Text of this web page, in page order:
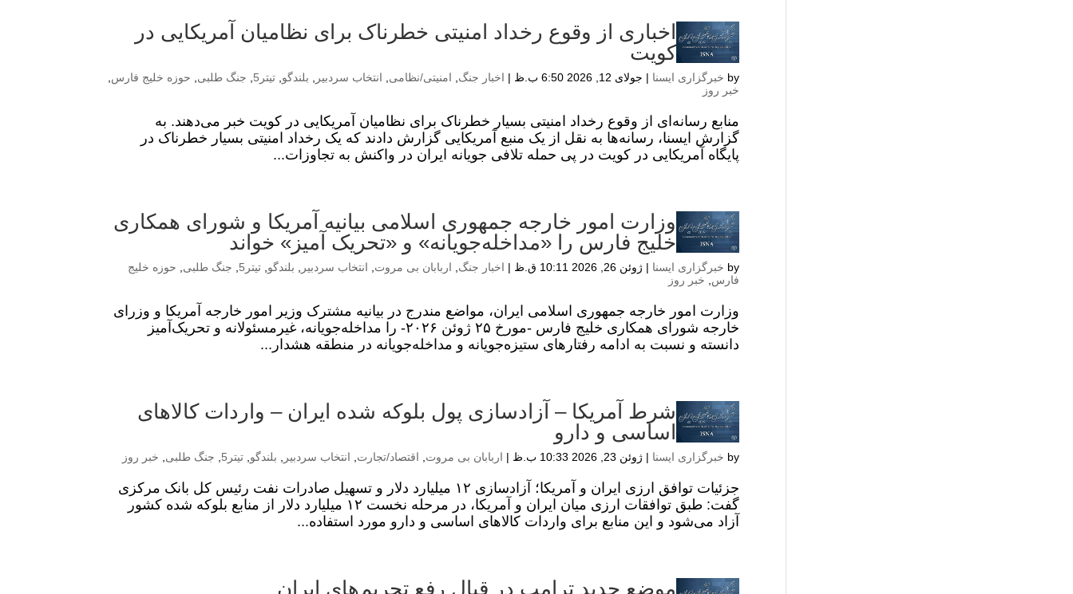
اخباری از وقوع رخداد امنیتی خطرناک برای نظامیان آمریکایی در
کویت
by خبرگزاری ایسنا | جولای 12, 2026 6:50 ب.ظ | اخبار جنگ امنیتی/نظامی انتخاب سردبیر بلندگو تیتر5 جنگ طلبی حوزه خلیج فارس
خبر روز
منابع رسانه‌ای از وقوع رخداد امنیتی بسیار خطرناک برای نظامیان آمریکایی در کویت خبر می‌دهند. به
گزارش ایسنا، رسانه‌ها به نقل از یک منبع آمریکایی گزارش دادند که یک رخداد امنیتی بسیار خطرناک در
پایگاه آمریکایی در کویت در پی حمله تلافی جویانه ایران در واکنش به تجاوزات...
وزارت امور خارجه جمهوری اسلامی بیانیه آمریکا و شورای همکاری
خلیج فارس را «مداخله‌جویانه» و «تحریک آمیز» خواند
by خبرگزاری ایسنا | ژوئن 26, 2026 10:11 ق.ظ | اخبار جنگ اربابان بی مروت انتخاب سردبیر بلندگو تیتر5 جنگ طلبی
حوزه خلیج
فارس
خبر روز
وزارت امور خارجه جمهوری اسلامی ایران، مواضع مندرج در بیانیه مشترک وزیر امور خارجه آمریکا و وزرای
خارجه شورای همکاری خلیج فارس -مورخ ۲۵ ژوئن ۲۰۲۶- را مداخله‌جویانه، غیرمسئولانه و تحریک‌آمیز
دانسته و نسبت به ادامه رفتارهای ستیزه‌جویانه و مداخله‌جویانه در منطقه هشدار...
شرط آمریکا – آزادسازی پول بلوکه شده ایران – واردات کالاهای
اساسی و دارو
by خبرگزاری ایسنا | ژوئن 23, 2026 10:33 ب.ظ | اربابان بی مروت اقتصاد/تجارت انتخاب سردبیر بلندگو تیتر5 جنگ طلبی خبر روز
جزئیات توافق ارزی ایران و آمریکا؛ آزادسازی ۱۲ میلیارد دلار و تسهیل صادرات نفت رئیس‌ کل بانک مرکزی
گفت: طبق توافقات ارزی میان ایران و آمریکا، در مرحله نخست ۱۲ میلیارد دلار از منابع بلوکه‌ شده کشور
آزاد می‌شود و این منابع برای واردات کالاهای اساسی و دارو مورد استفاده...
موضع جدید ترامپ در قبال رفع تحریم‌های ایران